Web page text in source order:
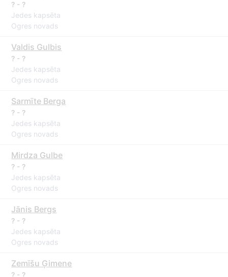
? - ?
Jedes kapsēta
Ogres novads
Valdis Gulbis
? - ?
Jedes kapsēta
Ogres novads
Sarmīte Berga
? - ?
Jedes kapsēta
Ogres novads
Mirdza Gulbe
? - ?
Jedes kapsēta
Ogres novads
Jānis Bergs
? - ?
Jedes kapsēta
Ogres novads
Zemīšu Ģimene
? - ?